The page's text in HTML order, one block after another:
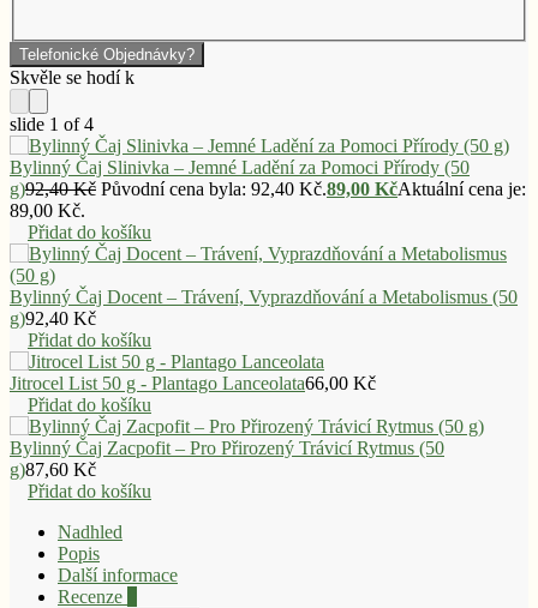
Telefonické Objednávky?
slide 1 of 4
Bylinný Čaj Slinivka – Jemné Ladění za Pomoci Přírody (50
g)92,40Kč Původní cena byla: 92,40 Kč.89,00 KčAktuální cena je:
89,00 Kč.
Přidat do košíku
Bylinný Čaj Docent – Trávení, Vyprazdňování a Metabolismus (50
g)92,40 Kč
Přidat do košíku
Jitrocel List 50 g - Plantago Lanceolata66,00 Kč
Přidat do košíku
Bylinný Čaj Zacpofit – Pro Přirozený Trávicí Rytmus (50
g)87,60 Kč
Přidat do košíku
Nadhled
Popis
Další informace
Recenze